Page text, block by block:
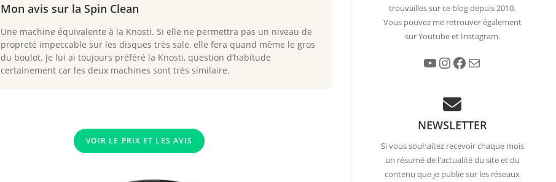
Mon avis sur la Spin Clean
Une machine équivalente à la Knosti. Si elle ne permettra pas un niveau de
propreté impeccable sur les disques très sale, elle fera quand même le gros
du boulot. Je lui ai toujours préféré la Knosti, question d’habitude
certainement car les deux machines sont très similaire.
VOIR LE PRIX ET LES AVIS
trouvailles sur ce blog depuis 2010.
Vous pouvez me retrouver également
sur Youtube et Instagram.
YouTube Instagram Facebook E-mail
NEWSLETTER
Si vous souhaitez recevoir chaque mois
un résumé de l'actualité du site et du
contenu que je publie sur les réseaux